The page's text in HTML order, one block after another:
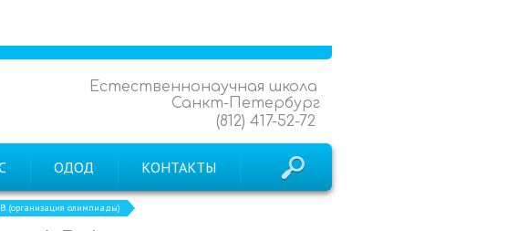
Естественнонаучная школа
Санкт-Петербург
(812) 417-52-72
ОДОД КОНТАКТЫ
(организация олимпиады)